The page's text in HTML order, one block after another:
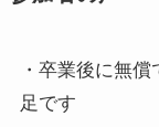
・卒業後に無
足です